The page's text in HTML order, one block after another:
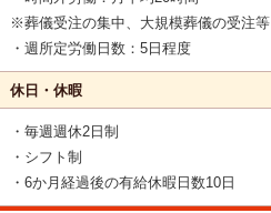
※葬儀受注の集中、大規模葬儀の受注等
・週所定労働日数：5日程度
休日・休暇
・毎週週休2日制
・シフト制
・6か月経過後の有給休暇日数10日